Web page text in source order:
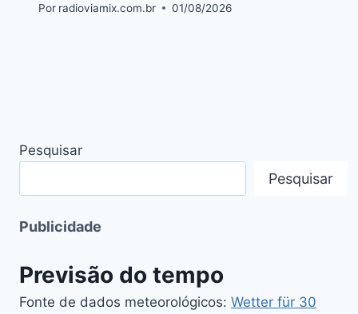
Por radioviamix.com.br 01/08/2026
Pesquisar
Pesquisar
Publicidade
Previsão do tempo
Fonte de dados meteorológicos: Wetter für 30